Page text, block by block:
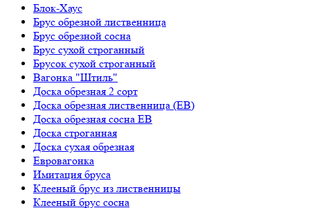
Блок-Хаус
Брус обрезной лиственница
Брус обрезной сосна
Брус сухой строганный
Брусок сухой строганный
Вагонка "Штиль"
Доска обрезная 2 сорт
Доска обрезная лиственница (ЕВ)
Доска обрезная сосна ЕВ
Доска строганная
Доска сухая обрезная
Евровагонка
Имитация бруса
Клееный брус из лиственницы
Клееный брус сосна